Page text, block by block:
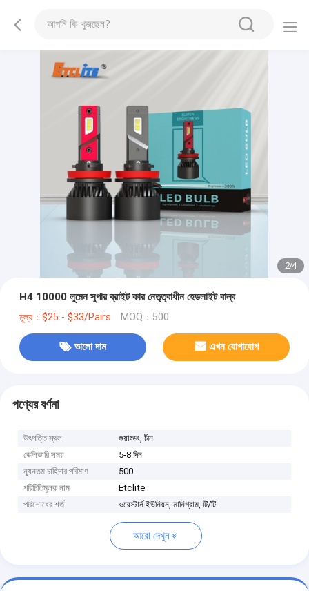
2/4
H4 10000 লুমেন সুপার ব্রাইট কার নেতৃত্বাধীন হেডলাইট বাল্ব
মূল্য：$25 - $33/Pairs MOQ：500
ভালো দাম এখন যোগাযোগ
পণ্যের বর্ণনা
উৎপত্তি স্থল
গুয়াংডং, চীন
ডেলিভারি সময়
5-8 দিন
ন্যূনতম চাহিদার পরিমাণ
500
পরিচিতিমুলক নাম
Etclite
পরিশোধের শর্ত
ওয়েস্টার্ন ইউনিয়ন, মানিগ্রাম, টি/টি
আরো দেখুন